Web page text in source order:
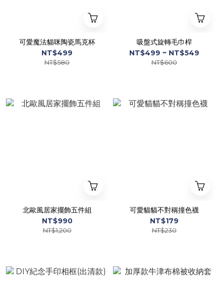
可愛魔法貓咪陶瓷馬克杯
NT$499
NT$580
吸盤式旋轉毛巾桿
NT$499 ~ NT$549
NT$600
北歐風居家擺飾五件組
NT$990
NT$1,200
可愛貓貓不對稱撞色襪
NT$179
NT$230